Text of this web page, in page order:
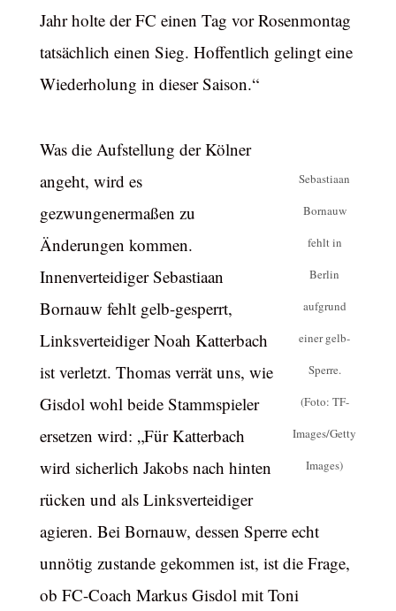
Jahr holte der FC einen Tag vor Rosenmontag
tatsächlich einen Sieg. Hoffentlich gelingt eine
Wiederholung in dieser Saison.“
Sebastiaan
Bornauw
fehlt in
Berlin
aufgrund
einer gelb-
Sperre.
(Foto: TF-
Images/Getty
Images)
Was die Aufstellung der Kölner
angeht, wird es
gezwungenermaßen zu
Änderungen kommen.
Innenverteidiger Sebastiaan
Bornauw fehlt gelb-gesperrt,
Linksverteidiger Noah Katterbach
ist verletzt. Thomas verrät uns, wie
Gisdol wohl beide Stammspieler
ersetzen wird: „Für Katterbach
wird sicherlich Jakobs nach hinten
rücken und als Linksverteidiger
agieren. Bei Bornauw, dessen Sperre echt
unnötig zustande gekommen ist, ist die Frage,
ob FC-Coach Markus Gisdol mit Toni